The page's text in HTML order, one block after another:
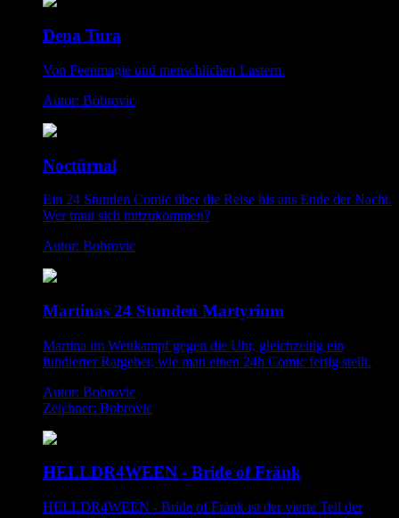
Dena Tura
Von Feenmagie und menschlichen Lastern.
Autor: Bobrovic
Noctürnal
Ein 24 Stunden Comic über die Reise bis ans Ende der Nacht.
Wer traut sich mitzukommen?
Autor: Bobrovic
Martinas 24 Stunden Martyrium
Martina im Wettkampf gegen die Uhr, gleichzeitig ein
fundierter Ratgeber, wie man einen 24h Comic fertig stellt.
Autor: Bobrovic
Zeichner: Bobrovic
HELLDR4WEEN - Bride of Fränk
HELLDR4WEEN - Bride of Fränk ist der vierte Teil der